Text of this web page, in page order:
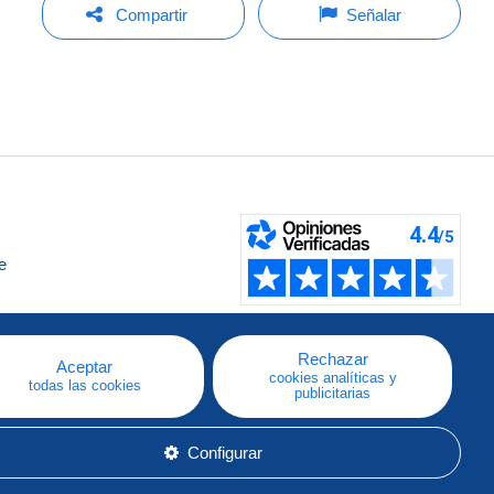
Compartir Señalar
Aceptar
todas las cookies
Rechazar
cookies analíticas y
publicitarias
Configurar